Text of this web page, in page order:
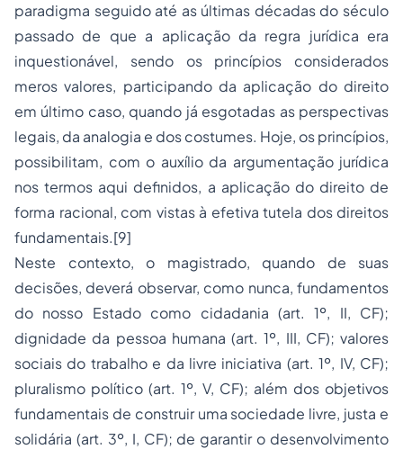
paradigma seguido até as últimas décadas do século
passado de que a aplicação da regra jurídica era
inquestionável, sendo os princípios considerados
meros valores, participando da aplicação do direito
em último caso, quando já esgotadas as perspectivas
legais, da analogia e dos costumes. Hoje, os princípios,
possibilitam, com o auxílio da argumentação jurídica
nos termos aqui definidos, a aplicação do direito de
forma racional, com vistas à efetiva tutela dos direitos
fundamentais.[9]
Neste contexto, o magistrado, quando de suas
decisões, deverá observar, como nunca, fundamentos
do nosso Estado como cidadania (art. 1º, II, CF);
dignidade da pessoa humana (art. 1º, III, CF); valores
sociais do trabalho e da livre iniciativa (art. 1º, IV, CF);
pluralismo político (art. 1º, V, CF); além dos objetivos
fundamentais de construir uma sociedade livre, justa e
solidária (art. 3º, I, CF); de garantir o desenvolvimento